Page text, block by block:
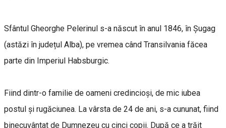
Sfântul Gheorghe Pelerinul s-a născut în anul 1846, în Șugag
(astăzi în județul Alba), pe vremea când Transilvania făcea
parte din Imperiul Habsburgic.
Fiind dintr-o familie de oameni credincioși, de mic iubea
postul și rugăciunea. La vârsta de 24 de ani, s-a cununat, fiind
binecuvântat de Dumnezeu cu cinci copii. După ce a trăit